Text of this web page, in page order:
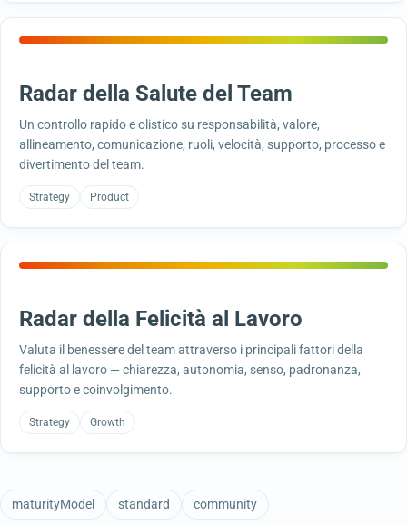
Radar della Salute del Team
Un controllo rapido e olistico su responsabilità, valore,
allineamento, comunicazione, ruoli, velocità, supporto, processo e
divertimento del team.
Strategy Product
Radar della Felicità al Lavoro
Valuta il benessere del team attraverso i principali fattori della
felicità al lavoro — chiarezza, autonomia, senso, padronanza,
supporto e coinvolgimento.
Strategy Growth
maturityModel standard community